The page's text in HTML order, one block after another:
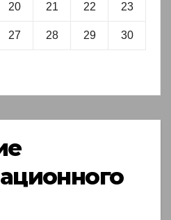
20 21 22 23
27 28 29 30